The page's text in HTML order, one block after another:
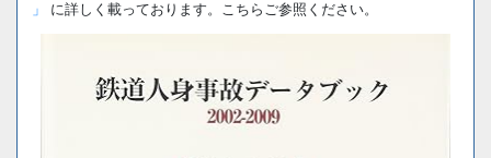
」
に詳しく載っております。こちらご参照ください。